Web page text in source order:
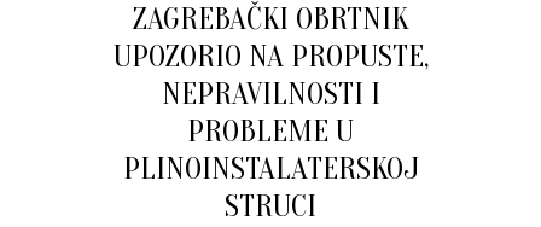
ZAGREBAČKI OBRTNIK
UPOZORIO NA PROPUSTE,
NEPRAVILNOSTI I
PROBLEME U
PLINOINSTALATERSKOJ
STRUCI